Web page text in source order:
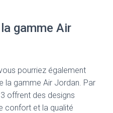
gamme Air
pourriez également
la gamme Air Jordan. Par
offrent des designs
confort et la qualité